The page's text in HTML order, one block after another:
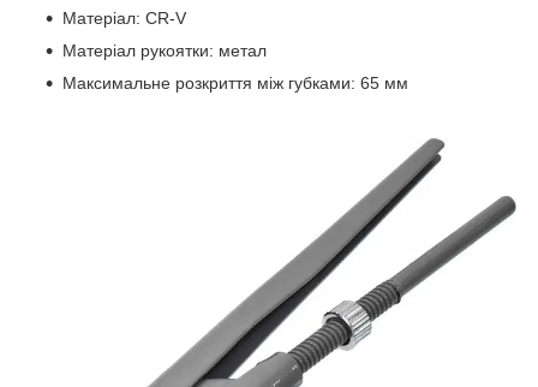
Матеріал: CR-V
Матеріал рукоятки: метал
Максимальне розкриття між губками: 65 мм